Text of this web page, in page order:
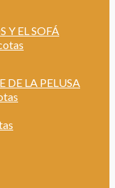
Y EL SOFÁ
DE LA PELUSA